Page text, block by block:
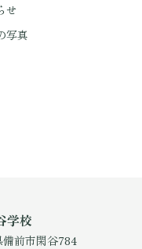
せ
写真
学校
前市閑谷784